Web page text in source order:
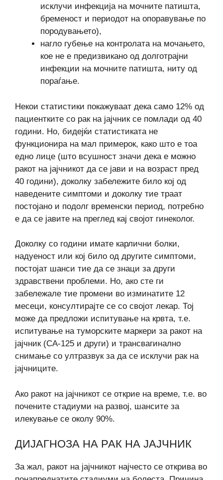
исклучи инфекција на мочните патишта,
бременост и периодот на опоравување по
породувањето),
нагло губење на контролата на мочањето,
кое не е предизвикано од долготрајни
инфекции на мочните патишта, ниту од
пораѓање.
Некои статистики покажуваат дека само 12% од
пациентките со рак на јајчник се помлади од 40
години. Но, бидејќи статистиката не
функционира на мал примерок, како што е тоа
едно лице (што всушност значи дека е можно
ракот на јајчникот да се јави и на возраст пред
40 години), доколку забележите било кој од
наведените симптоми и доколку тие траат
постојано и подолг временски период, потребно
е да се јавите на преглед кај својот гинеколог.
Доколку со години имате карлични болки,
надуеност или кој било од другите симптоми,
постојат шанси тие да се знаци за други
здравствени проблеми. Но, ако сте ги
забележале тие промени во изминатите 12
месеци, консултирајте се со својот лекар. Тој
може да предложи испитување на крвта, т.е.
испитување на туморските маркери за ракот на
јајчник (СА-125 и други) и трансвагинално
снимање со ултразвук за да се исклучи рак на
јајчниците.
Ако ракот на јајчникот се открие на време, т.е. во
почените стадиуми на развој, шансите за
илекување се околу 90%.
ДИЈАГНОЗА НА РАК НА ЈАЈЧНИК
За жал, ракот на јајчникот најчесто се открива во